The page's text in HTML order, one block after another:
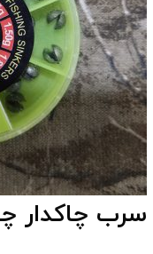
سرب چاکدار